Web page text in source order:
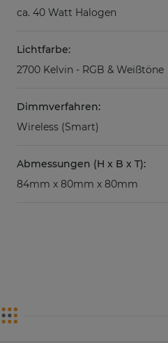
ca. 40 Watt Halogen
Lichtfarbe:
2700 Kelvin - RGB & Weißtöne
Dimmverfahren:
Wireless (Smart)
Abmessungen (H x B x T):
84mm x 80mm x 80mm